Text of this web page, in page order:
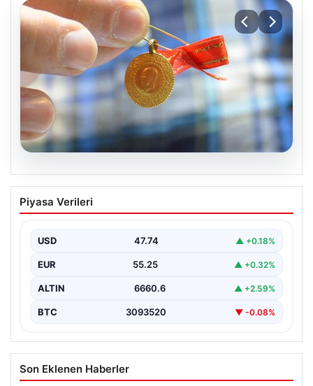
08.08.2026
8 Nisan 2026 Güncel Altın Fiyatları ve
Ekonomik Gelişmeler
jeopolitik gelişmelerle birlikte ekonomik verilerin de
etkisiyle hareketlilik…
Piyasa Verileri
USD 47.74 ▲ +0.18%
EUR 55.25 ▲ +0.32%
ALTIN 6660.6 ▲ +2.59%
BTC 3093520 ▼ -0.08%
Son Eklenen Haberler